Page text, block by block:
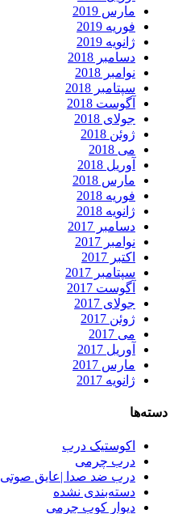
مارس 2019
فوریه 2019
ژانویه 2019
دسامبر 2018
نوامبر 2018
سپتامبر 2018
آگوست 2018
جولای 2018
ژوئن 2018
می 2018
آوریل 2018
مارس 2018
فوریه 2018
ژانویه 2018
دسامبر 2017
نوامبر 2017
اکتبر 2017
سپتامبر 2017
آگوست 2017
جولای 2017
ژوئن 2017
می 2017
آوریل 2017
مارس 2017
ژانویه 2017
دسته‌ها
اکوستیک درب
درب چرمی
درب ضد صدا |عایق صوتی
دسته‌بندی نشده
دیوار کوب چرمی